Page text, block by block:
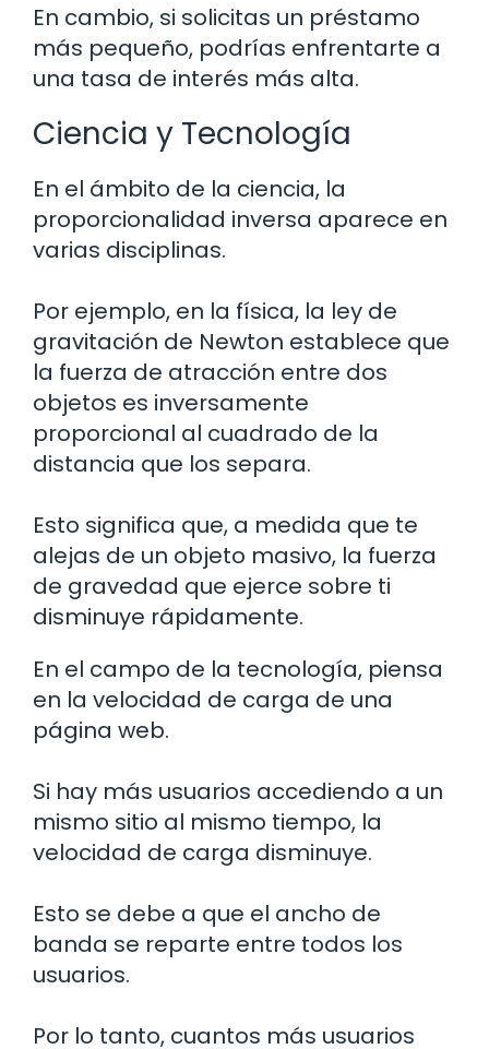
En cambio, si solicitas un préstamo
más pequeño, podrías enfrentarte a
una tasa de interés más alta.
Ciencia y Tecnología
En el ámbito de la ciencia, la
proporcionalidad inversa aparece en
varias disciplinas.
Por ejemplo, en la física, la ley de
gravitación de Newton establece que
la fuerza de atracción entre dos
objetos es inversamente
proporcional al cuadrado de la
distancia que los separa.
Esto significa que, a medida que te
alejas de un objeto masivo, la fuerza
de gravedad que ejerce sobre ti
disminuye rápidamente.
En el campo de la tecnología, piensa
en la velocidad de carga de una
página web.
Si hay más usuarios accediendo a un
mismo sitio al mismo tiempo, la
velocidad de carga disminuye.
Esto se debe a que el ancho de
banda se reparte entre todos los
usuarios.
Por lo tanto, cuantos más usuarios